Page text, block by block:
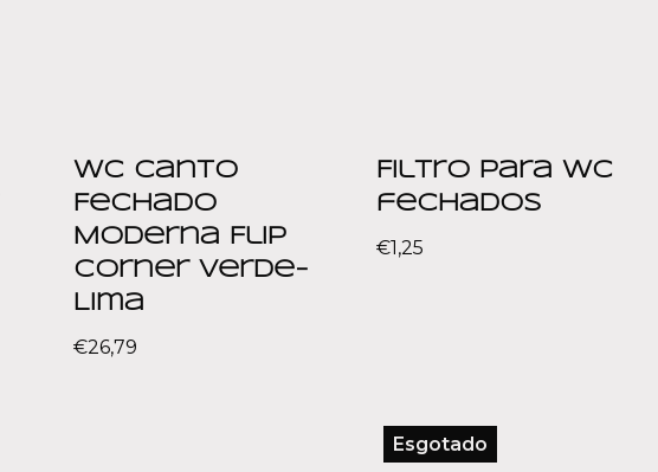
WC Canto
Fechado
Moderna Flip
Corner Verde-
Lima
€26,79
Filtro para WC
fechados
€1,25
Esgotado